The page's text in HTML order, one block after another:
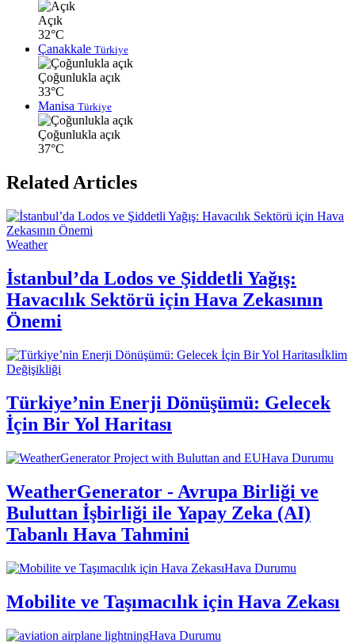
Açık
32°C
Çanakkale Türkiye
Çoğunlukla açık
33°C
Manisa Türkiye
Çoğunlukla açık
37°C
Related Articles
Weather
İstanbul’da Lodos ve Şiddetli Yağış:
Havacılık Sektörü için Hava Zekasının
Önemi
İklim
Değişikliği
Türkiye’nin Enerji Dönüşümü: Gelecek
İçin Bir Yol Haritası
Hava Durumu
WeatherGenerator - Avrupa Birliği ve
Buluttan İşbirliği ile Yapay Zeka (AI)
Tabanlı Hava Tahmini
Hava Durumu
Mobilite ve Taşımacılık için Hava Zekası
Hava Durumu